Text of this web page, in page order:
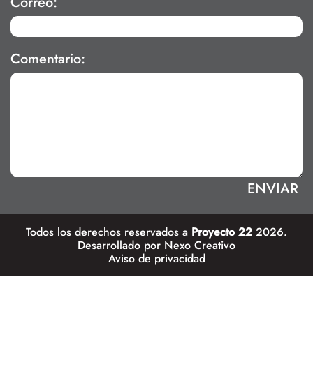
Comentario:
Todos los derechos reservados a Proyecto 22 2026.
Desarrollado por Nexo Creativo
Aviso de privacidad